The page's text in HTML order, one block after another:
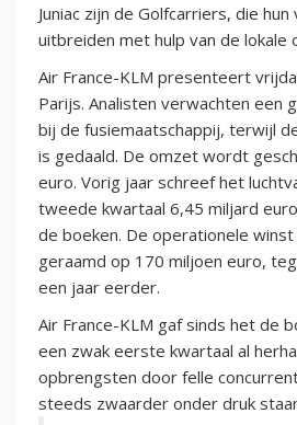
Juniac zijn de Golfcarriers, die
uitbreiden met hulp van de lokale
Air France-KLM presenteert
Parijs. Analisten verwachten een
bij de fusiemaatschappij, terwijl
is gedaald. De omzet wordt
euro. Vorig jaar schreef het
tweede kwartaal 6,45 miljard
de boeken. De operationele
geraamd op 170 miljoen euro,
een jaar eerder.
Air France-KLM gaf sinds het de
een zwak eerste kwartaal al
opbrengsten door felle
steeds zwaarder onder druk